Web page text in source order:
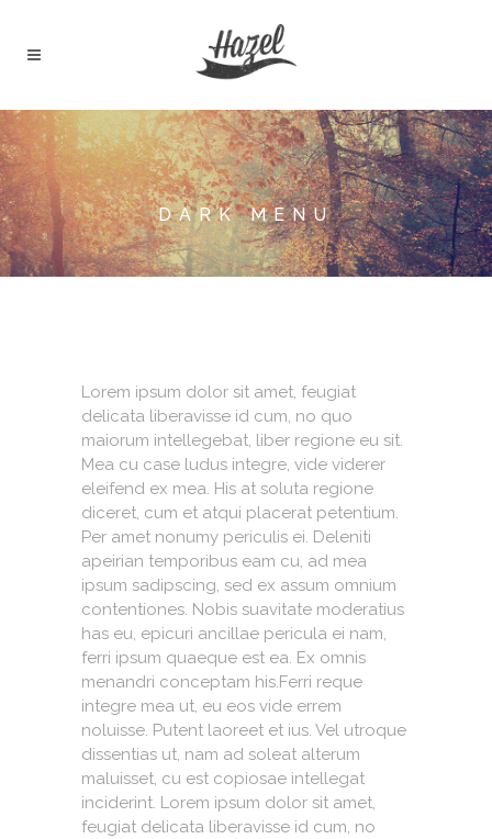
DARK MENU
Lorem ipsum dolor sit amet, feugiat
delicata liberavisse id cum, no quo
maiorum intellegebat, liber regione eu sit.
Mea cu case ludus integre, vide viderer
eleifend ex mea. His at soluta regione
diceret, cum et atqui placerat petentium.
Per amet nonumy periculis ei. Deleniti
apeirian temporibus eam cu, ad mea
ipsum sadipscing, sed ex assum omnium
contentiones. Nobis suavitate moderatius
has eu, epicuri ancillae pericula ei nam,
ferri ipsum quaeque est ea. Ex omnis
menandri conceptam his.Ferri reque
integre mea ut, eu eos vide errem
noluisse. Putent laoreet et ius. Vel utroque
dissentias ut, nam ad soleat alterum
maluisset, cu est copiosae intellegat
inciderint. Lorem ipsum dolor sit amet,
feugiat delicata liberavisse id cum, no